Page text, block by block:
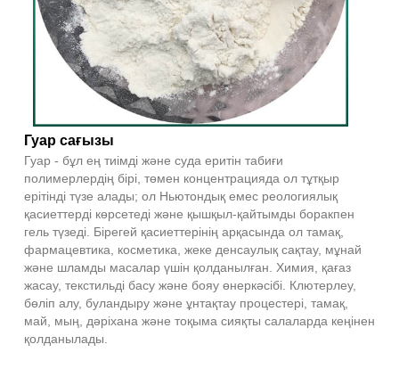
Гуар сағызы
Гуар - бұл ең тиімді және суда еритін табиғи
полимерлердің бірі, төмен концентрацияда ол тұтқыр
ерітінді түзе алады; ол Ньютондық емес реологиялық
қасиеттерді көрсетеді және қышқыл-қайтымды боракпен
гель түзеді. Бірегей қасиеттерінің арқасында ол тамақ,
фармацевтика, косметика, жеке денсаулық сақтау, мұнай
және шламды масалар үшін қолданылған. Химия, қағаз
жасау, текстильді басу және бояу өнеркәсібі. Клютерлеу,
бөліп алу, буландыру және ұнтақтау процестері, тамақ,
май, мың, дәріхана және тоқыма сияқты салаларда кеңінен
қолданылады.